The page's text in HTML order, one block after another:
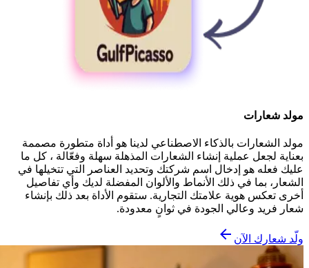
مولد شعارات
مولد الشعارات بالذكاء الاصطناعي لدينا هو أداة متطورة مصممة
بعناية لجعل عملية إنشاء الشعارات المذهلة سهلة وفعّالة ، كل ما
عليك فعله هو إدخال اسم شركتك وتحديد العناصر التي تتخيلها في
الشعار، بما في ذلك الأنماط والألوان المفضلة لديك وأي تفاصيل
أخرى تعكس هوية علامتك التجارية. ستقوم الأداة بعد ذلك بإنشاء
شعار فريد وعالي الجودة في ثوانٍ معدودة.
ولّد شعارك الآن